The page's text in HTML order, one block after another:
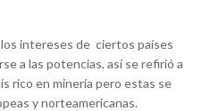
intereses de ciertos países
a las potencias, así se refirió a
rico en minería pero estas se
y norteamericanas.